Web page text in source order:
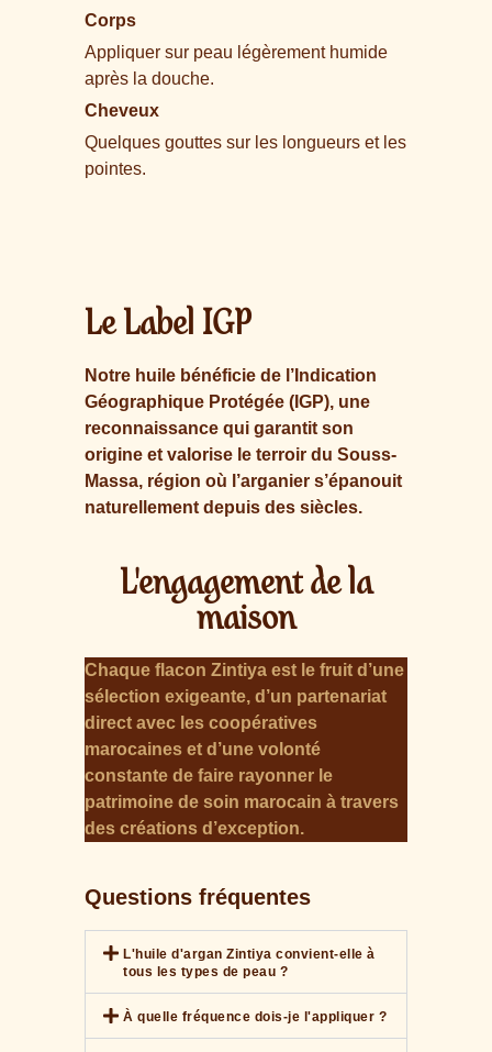
Corps
Appliquer sur peau légèrement humide
après la douche.
Cheveux
Quelques gouttes sur les longueurs et les
pointes.
Le Label IGP
Notre huile bénéficie de l’Indication
Géographique Protégée (IGP), une
reconnaissance qui garantit son
origine et valorise le terroir du Souss-
Massa, région où l’arganier s’épanouit
naturellement depuis des siècles.
L'engagement de la
maison
Chaque flacon Zintiya est le fruit d’une
sélection exigeante, d’un partenariat
direct avec les coopératives
marocaines et d’une volonté
constante de faire rayonner le
patrimoine de soin marocain à travers
des créations d’exception.
Questions fréquentes
L'huile d'argan Zintiya convient-elle à
tous les types de peau ?
À quelle fréquence dois-je l'appliquer ?